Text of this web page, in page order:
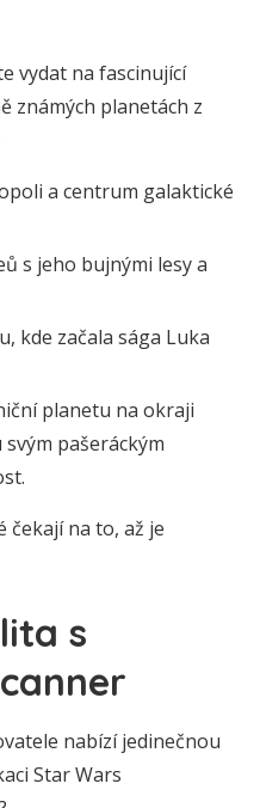
vydat na fascinující
známých planetách z
a centrum galaktické
s jeho bujnými lesy a
kde začala sága Luka
planetu na okraji
pašeráckým
čekají na to, až je
s
nabízí jedinečnou
Star Wars